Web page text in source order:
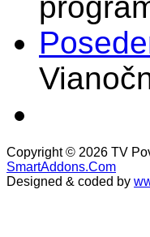
Copyright © 2026 TV
SmartAddons.Com
Designed & coded by